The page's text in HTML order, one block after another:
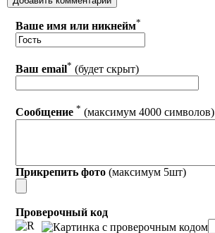
Ваше имя или никнейм*
Ваш email* (будет скрыт)
Сообщение * (максимум 4000 символов)
Прикрепить фото (максимум 5шт)
Проверочный код